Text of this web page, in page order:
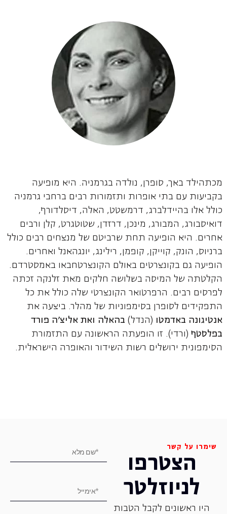
מכתהילד באך, סופרן, נולדה בגרמניה. היא מופיעה
בקביעות עם בתי אופרות ותזמורות רבים ברחבי גרמניה
כולל אלו בהיידלברג, דרמשטט, האלה, דיסלדורף,
דואיסבורג, המבורג, מינכן, דרזדן, שטוטגרט, קלן ורבים
אחרים. היא הופיעה תחת שרביטם של מנצחים רבים כולל
ברניוס, הונק, קוייקן, קופמן, רילינג, יונגהאנל ואחרים.
הופיעה גם בקונצרטים באולם הקונצרטחבאו באמסטרדם.
הקלטתה של המיסה בשלושה חלקים מאת זלנקה זכתה
לפרסים רבים. הרפרטואר הקונצרטי שלה כולל את כל
התפקידים לסופרן בסימפוניות של מהלר. ביצעה את
אנטיגונה באדמטו (הנדל) בהאלה ואת אליצ'ה פורד
בפלסטף(ורדי). זו הופעתה הראשונה עם התזמורת
הסימפונית ירושלים רשות השידור והאופרה הישראלית.
שימרו על קשר
הצטרפו
לניוזלטר
היו ראשונים לקבל הטבות